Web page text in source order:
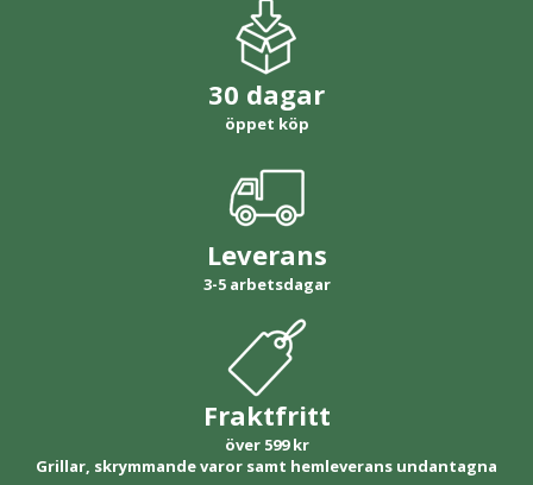
30 dagar
öppet köp
Leverans
3-5 arbetsdagar
Fraktfritt
över 599 kr
Grillar, skrymmande varor samt hemleverans undantagna